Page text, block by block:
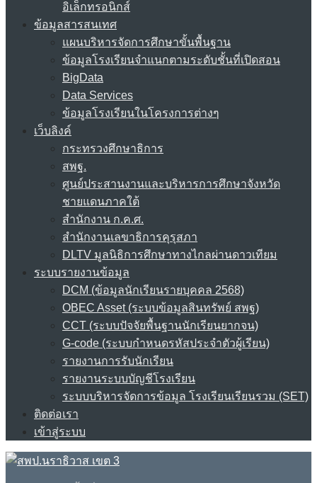
อิเล็กทรอนิกส์
ข้อมูลสารสนเทศ
แผนบริหารจัดการศึกษาขั้นพื้นฐาน
ข้อมูลโรงเรียนจำแนกตามระดับชั้นที่เปิดสอน
BigData
Data Services
ข้อมูลโรงเรียนในโครงการต่างๆ
เว็บลิงค์
กระทรวงศึกษาธิการ
สพฐ.
ศูนย์ประสานงานและบริหารการศึกษาจังหวัด
ชายแดนภาคใต้
สำนักงาน ก.ค.ศ.
สำนักงานเลขาธิการคุรุสภา
DLTV มูลนิธิการศึกษาทางไกลผ่านดาวเทียม
ระบบรายงานข้อมูล
DCM (ข้อมูลนักเรียนรายบุคคล 2568)
OBEC Asset (ระบบข้อมูลสินทรัพย์ สพฐ)
CCT (ระบบปัจจัยพื้นฐานนักเรียนยากจน)
G-code (ระบบกำหนดรหัสประจำตัวผู้เรียน)
รายงานการรับนักเรียน
รายงานระบบบัญชีโรงเรียน
ระบบบริหารจัดการข้อมูล โรงเรียนเรียนรวม (SET)
ติดต่อเรา
เข้าสู่ระบบ